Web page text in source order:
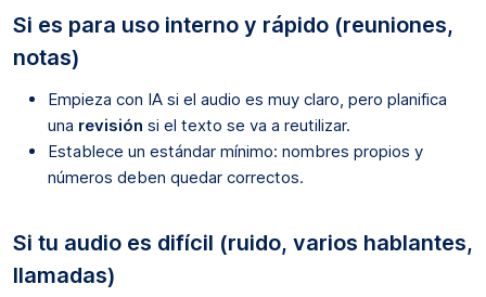
Si es para uso interno y rápido (reuniones,
notas)
Empieza con IA si el audio es muy claro, pero planifica
una revisión si el texto se va a reutilizar.
Establece un estándar mínimo: nombres propios y
números deben quedar correctos.
Si tu audio es difícil (ruido, varios hablantes,
llamadas)